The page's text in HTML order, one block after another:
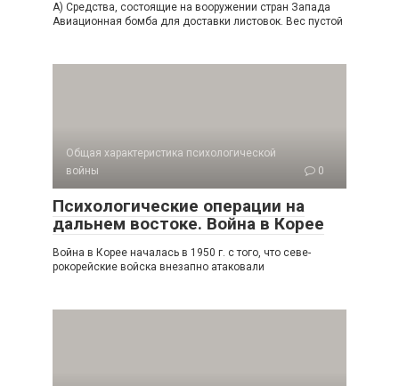
А) Средства, состоящие на вооружении стран Запада
Авиационная бомба для доставки листовок. Вес пу­стой
Общая характеристика психологической
войны
0
Психологические операции на
дальнем востоке. Война в Корее
Война в Корее началась в 1950 г. с того, что севе­
рокорейские войска внезапно атаковали